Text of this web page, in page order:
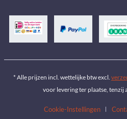
* Alle prijzen incl. wettelijke btw excl.
voor levering ter plaatse, tenzij
Cookie-Instellingen